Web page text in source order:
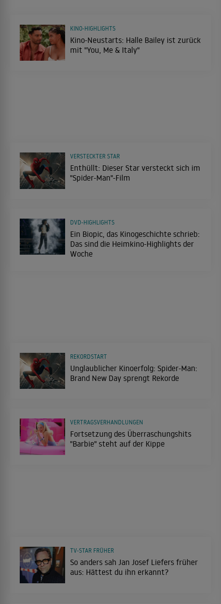
Kino-Neustarts: Halle Bailey ist zurück
mit "You, Me & Italy"
KINO-HIGHLIGHTS
Enthüllt: Dieser Star versteckt sich im
"Spider-Man"-Film
VERSTECKTER STAR
Ein Biopic, das Kinogeschichte schrieb:
Das sind die Heimkino-Highlights der
Woche
DVD-HIGHLIGHTS
Unglaublicher Kinoerfolg: Spider-Man:
Brand New Day sprengt Rekorde
REKORDSTART
Fortsetzung des Überraschungshits
"Barbie" steht auf der Kippe
VERTRAGSVERHANDLUNGEN
So anders sah Jan Josef Liefers früher
aus: Hättest du ihn erkannt?
TV-STAR FRÜHER